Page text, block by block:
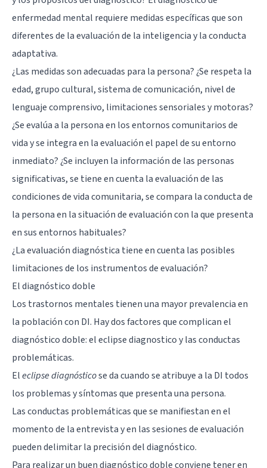
enfermedad mental requiere medidas específicas que son
diferentes de la evaluación de la inteligencia y la conducta
adaptativa.
¿Las medidas son adecuadas para la persona? ¿Se respeta la
edad, grupo cultural, sistema de comunicación, nivel de
lenguaje comprensivo, limitaciones sensoriales y motoras?
¿Se evalúa a la persona en los entornos comunitarios de
vida y se integra en la evaluación el papel de su entorno
inmediato? ¿Se incluyen la información de las personas
significativas, se tiene en cuenta la evaluación de las
condiciones de vida comunitaria, se compara la conducta de
la persona en la situación de evaluación con la que presenta
en sus entornos habituales?
¿La evaluación diagnóstica tiene en cuenta las posibles
limitaciones de los instrumentos de evaluación?
El diagnóstico doble
Los trastornos mentales tienen una mayor prevalencia en
la población con DI. Hay dos factores que complican el
diagnóstico doble: el eclipse diagnostico y las conductas
problemáticas.
Eleclipse diagnósticose da cuando se atribuye a la DI todos
los problemas y síntomas que presenta una persona.
Las conductas problemáticas que se manifiestan en el
momento de la entrevista y en las sesiones de evaluación
pueden delimitar la precisión del diagnóstico.
Para realizar un buen diagnóstico doble conviene tener en